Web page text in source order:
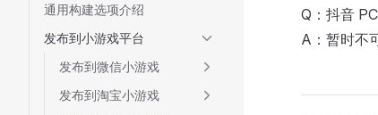
通用构建选项介绍
发布到小游戏平台
发布到微信小游戏
发布到淘宝小游戏
Q：抖音
A：暂时不